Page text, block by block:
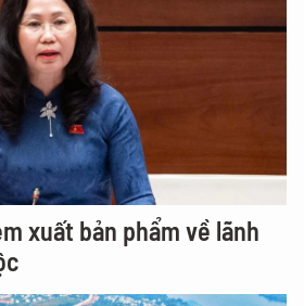
xuất bản phẩm về lãnh